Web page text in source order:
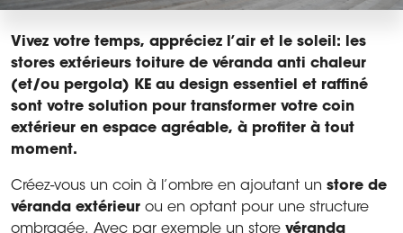
Vivez votre temps, appréciez l’air et le soleil: les
stores extérieurs toiture de véranda anti chaleur
(et/ou pergola) KE au design essentiel et raffiné
sont votre solution pour transformer votre coin
extérieur en espace agréable, à profiter à tout
moment.
Créez-vous un coin à l’ombre en ajoutant un store de
véranda extérieur ou en optant pour une structure
ombragée. Avec par exemple un store véranda